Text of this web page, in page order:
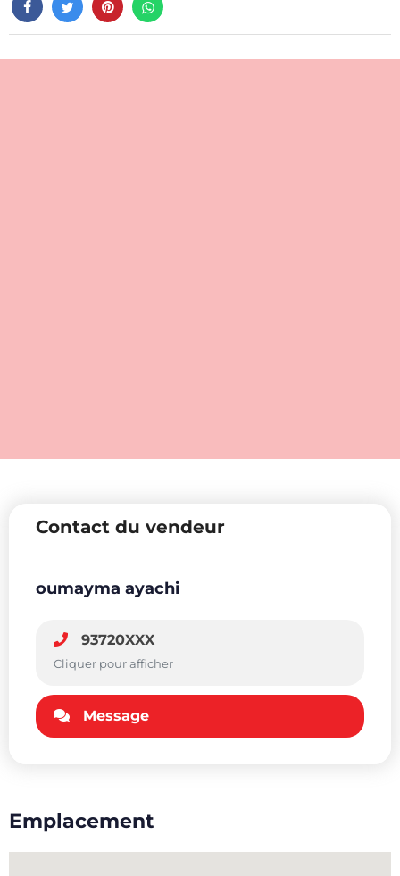
Contact du vendeur
oumayma ayachi
93720XXX
Cliquer pour afficher
Message
Emplacement